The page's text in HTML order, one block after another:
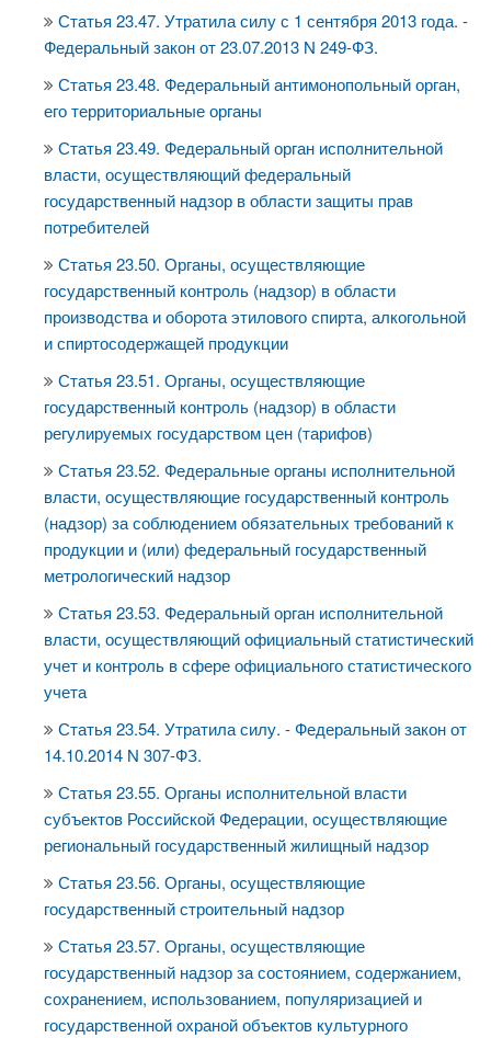
Статья 23.47. Утратила силу с 1 сентября 2013 года. -
Федеральный закон от 23.07.2013 N 249-ФЗ.
Статья 23.48. Федеральный антимонопольный орган,
его территориальные органы
Статья 23.49. Федеральный орган исполнительной
власти, осуществляющий федеральный
государственный надзор в области защиты прав
потребителей
Статья 23.50. Органы, осуществляющие
государственный контроль (надзор) в области
производства и оборота этилового спирта, алкогольной
и спиртосодержащей продукции
Статья 23.51. Органы, осуществляющие
государственный контроль (надзор) в области
регулируемых государством цен (тарифов)
Статья 23.52. Федеральные органы исполнительной
власти, осуществляющие государственный контроль
(надзор) за соблюдением обязательных требований к
продукции и (или) федеральный государственный
метрологический надзор
Статья 23.53. Федеральный орган исполнительной
власти, осуществляющий официальный статистический
учет и контроль в сфере официального статистического
учета
Статья 23.54. Утратила силу. - Федеральный закон от
14.10.2014 N 307-ФЗ.
Статья 23.55. Органы исполнительной власти
субъектов Российской Федерации, осуществляющие
региональный государственный жилищный надзор
Статья 23.56. Органы, осуществляющие
государственный строительный надзор
Статья 23.57. Органы, осуществляющие
государственный надзор за состоянием, содержанием,
сохранением, использованием, популяризацией и
государственной охраной объектов культурного